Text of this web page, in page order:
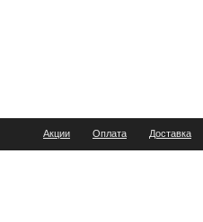
Акции Оплата Доставка